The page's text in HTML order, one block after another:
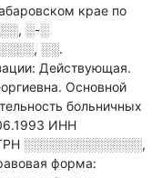
крае по
░-░
░░.
Действующая.
Основной
больничных
ИНН
░░░░░░░░░░░░░,
форма: